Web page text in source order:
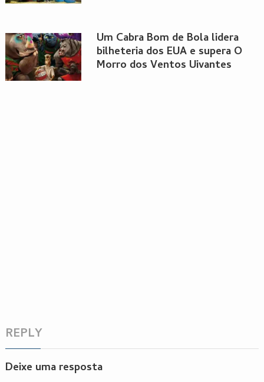
Um Cabra Bom de Bola lidera
bilheteria dos EUA e supera O
Morro dos Ventos Uivantes
REPLY
Deixe uma resposta